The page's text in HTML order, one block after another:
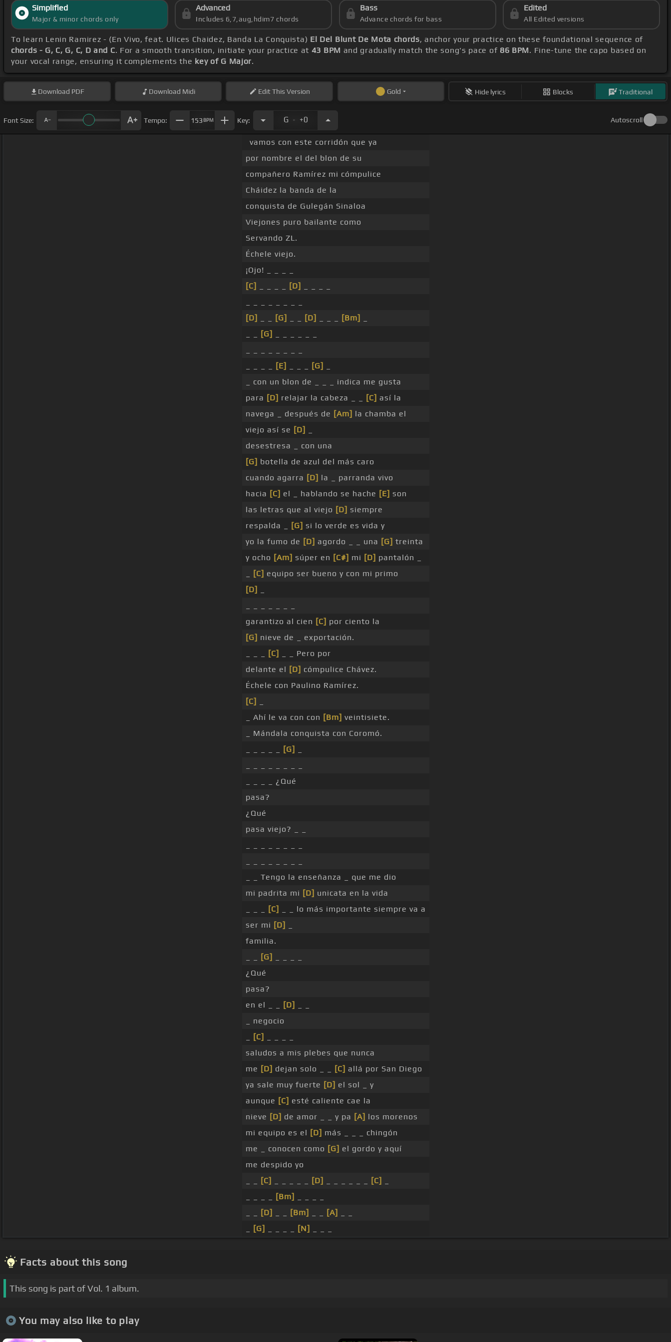
Simplified
Major & minor chords only
Advanced
Includes 6,7,aug,hdim7 chords
Bass
Advance chords for bass
Edited
All Edited versions
To learn Lenin Ramirez - (En Vivo, feat. Ulices Chaidez, Banda La Conquista) El Del Blunt De Mota chords, anchor your practice on these foundational sequence of
chords - G, C, G, C, D and C. For a smooth transition, initiate your practice at 43 BPM and gradually match the song's pace of 86 BPM. Fine-tune the capo based on
your vocal range, ensuring it complements the key of G Major.
Download PDF Download Midi EditThis Version Gold Hide lyrics Blocks Traditional
Font Size: Tempo: 153 BPM Key: G . +0 Autoscroll
vamos con este corridón que ya
por nombre el del blon de su
compañero Ramírez mi cómpulice
Cháidez la banda de la
conquista de Gulegán Sinaloa
Viejones puro bailante como
Servando ZL.
Échele viejo.
¡Ojo! _ _ _ _
[C]
[D]
[D]
[G] [D] [Bm]
[G]
[E] [G]
_ con un blon de _ _ _ indica me gusta
para [D] relajar la cabeza _ _ [C] así la
navega _ después de [Am] la chamba el
viejo así se [D]
desestresa _ con una
[G] botella de azul del más caro
cuando agarra [D] la _ parranda vivo
hacia [C] el _ hablando se hache [E] son
las letras que al viejo [D] siempre
respalda _
[G] si lo verde es vida y
yo la fumo de [D] agordo _ _ una [G] treinta
y ocho [Am] súper en [C#] mi [D] pantalón _
[C] equipo ser bueno y con mi primo
[D]
garantizo al cien [C] por ciento la
[G] nieve de _ exportación.
[C]
_ _ Pero por
delante el [D] cómpulice Chávez.
Échele con Paulino Ramírez.
[C]
_ Ahí le va con con [Bm] veintisiete.
_ Mándala conquista con Coromó.
[G]
_ _ _ _ ¿Qué
pasa?
¿Qué
pasa viejo? _ _
_ _ Tengo la enseñanza _ que me dio
mi padrita mi [D] unicata en la vida
[C]
_ _ lo más importante siempre va a
ser mi [D]
familia.
[G]
¿Qué
pasa?
en el _ _
[D]
_ negocio
[C]
saludos a mis plebes que nunca
me [D] dejan solo _ _ [C] allá por San Diego
ya sale muy fuerte [D] el sol _ y
aunque [C] esté caliente cae la
nieve [D] de amor _ _ y pa [A] los morenos
mi equipo es el [D] más _ _ _ chingón
me _ conocen como [G] el gordo y aquí
me despido yo
[C] [D] [C]
[Bm]
[D] [Bm] [A]
[G] [N]
Facts about this song
This song is part of Vol. 1 album.
You may also like to play